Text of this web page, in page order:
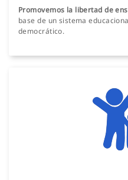
Promovemos la libertad de
base de un sistema
democrático.